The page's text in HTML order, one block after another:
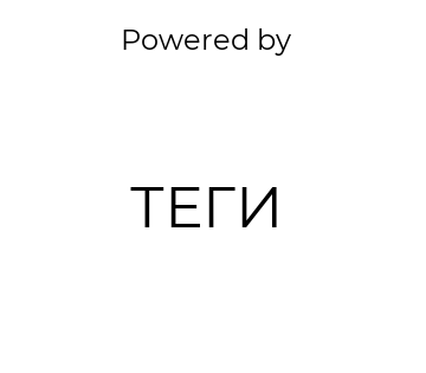
Powered by
ТЕГИ